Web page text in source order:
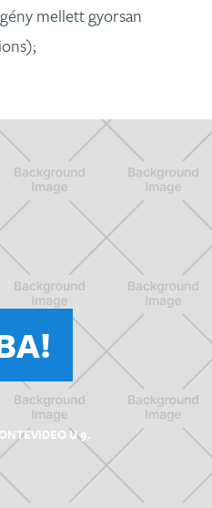
mellett gyorsan
U 9.